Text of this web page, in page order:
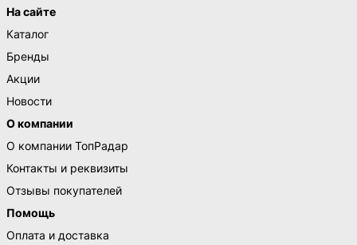
На сайте
Каталог
Бренды
Акции
Новости
О компании
О компании ТопРадар
Контакты и реквизиты
Отзывы покупателей
Помощь
Оплата и доставка